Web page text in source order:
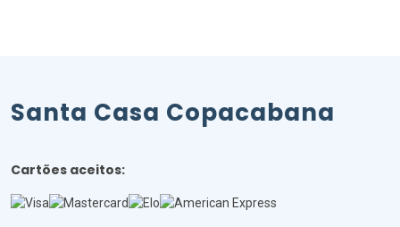
Santa Casa Copacabana
Cartões aceitos: